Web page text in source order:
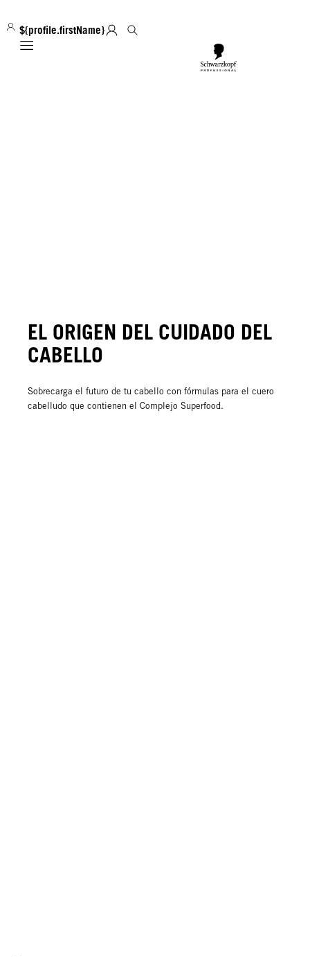
Mobile navigation
${profile.firstName}
EL ORIGEN DEL CUIDADO DEL
CABELLO
Sobrecarga el futuro de tu cabello con fórmulas para el cuero
cabelludo que contienen el Complejo Superfood.